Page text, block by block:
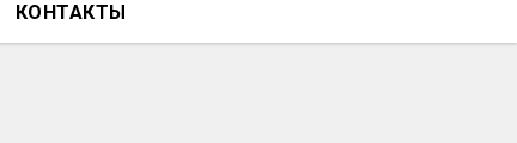
КОНТАКТЫ